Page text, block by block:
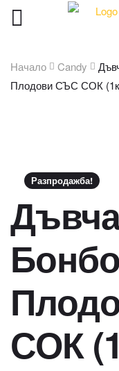
Начало Candy
Плодови СЪС СОК
Разпродажба!
СОК